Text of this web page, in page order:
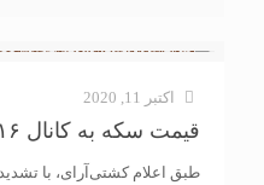
اکتبر 11, 2020
قیمت سکه به کانال ۱۶ میلیون تومان وارد شد
طبق اعلام کشتی‌آرای، با